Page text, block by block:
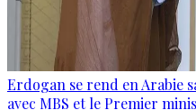
Erdogan se rend en Arabie
avec MBS et le Premier